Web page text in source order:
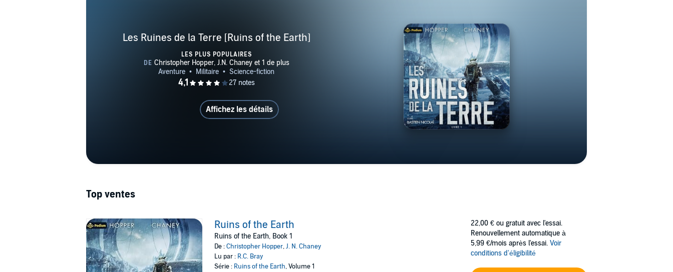
Les Ruines de la Terre [Ruins of the Earth]
LES PLUS POPULAIRES
Affichez les détails
Top ventes
Ruins of the Earth
Ruins of the Earth, Book 1
De :Christopher Hopper,J. N. Chaney
Lu par : R.C. Bray
Série : Ruins of the Earth, Volume 1
22,00 € ou gratuit avec l'essai.
Renouvellement automatique à
5,99 €/mois après l'essai. Voir
conditions d'éligibilité